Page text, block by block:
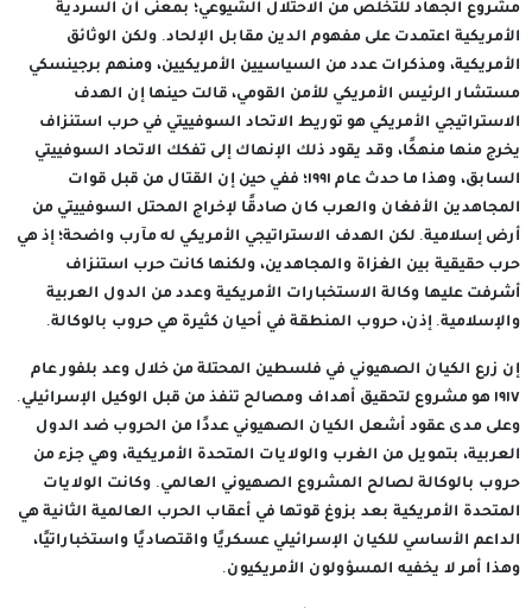
مشروع الجهاد للتخلص من الاحتلال الشيوعي؛ بمعنى أن السردية
الأمريكية اعتمدت على مفهوم الدين مقابل الإلحاد. ولكن الوثائق
الأمريكية، ومذكرات عدد من السياسيين الأمريكيين، ومنهم برجينسكي
مستشار الرئيس الأمريكي للأمن القومي، قالت حينها إن الهدف
الاستراتيجي الأمريكي هو توريط الاتحاد السوفييتي في حرب استنزاف
يخرج منها منهكًا، وقد يقود ذلك الإنهاك إلى تفكك الاتحاد السوفييتي
السابق، وهذا ما حدث عام ١٩٩١؛ ففي حين إن القتال من قبل قوات
المجاهدين الأفغان والعرب كان صادقًا لإخراج المحتل السوفييتي من
أرض إسلامية. لكن الهدف الاستراتيجي الأمريكي له مآرب واضحة؛ إذ هي
حرب حقيقية بين الغزاة والمجاهدين، ولكنها كانت حرب استنزاف
أشرفت عليها وكالة الاستخبارات الأمريكية وعدد من الدول العربية
والإسلامية. إذن، حروب المنطقة في أحيان كثيرة هي حروب بالوكالة.
إن زرع الكيان الصهيوني في فلسطين المحتلة من خلال وعد بلفور عام
١٩١٧ هو مشروع لتحقيق أهداف ومصالح تنفذ من قبل الوكيل الإسرائيلي.
وعلى مدى عقود أشعل الكيان الصهيوني عددًا من الحروب ضد الدول
العربية، بتمويل من الغرب والولايات المتحدة الأمريكية، وهي جزء من
حروب بالوكالة لصالح المشروع الصهيوني العالمي. وكانت الولايات
المتحدة الأمريكية بعد بزوغ قوتها في أعقاب الحرب العالمية الثانية هي
الداعم الأساسي للكيان الإسرائيلي عسكريًا واقتصاديًا واستخباراتيًا،
وهذا أمر لا يخفيه المسؤولون الأمريكيون.